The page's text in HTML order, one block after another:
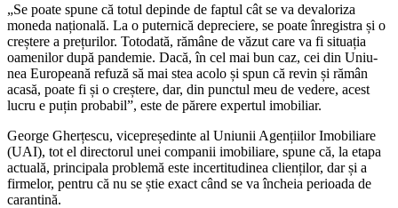
„Se poate spune că totul depin­de de faptul cât se va devaloriza
moneda națională. La o puternică depreciere, se poate înregistra și o
creștere a prețurilor. Totodată, rămâne de văzut care va fi situația
oamenilor după pandemie. Dacă, în cel mai bun caz, cei din Uniu­
nea Europeană refuză să mai stea acolo și spun că revin și rămân
acasă, poate fi și o creștere, dar, din punctul meu de vedere, acest
lucru e puțin probabil”, este de pă­rere expertul imobiliar.
George Gherțescu, vicepreședinte al Uniunii Agențiilor Imobi­liare
(UAI), tot el directorul unei companii imobiliare, spune că, la etapa
actuală, principala problemă este incertitudinea clienților, dar și a
firmelor, pentru că nu se știe exact când se va încheia perioada de
carantină.